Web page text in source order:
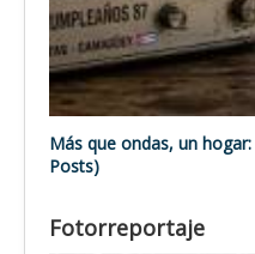
Más que ondas, un
Posts)
Fotorreportaje